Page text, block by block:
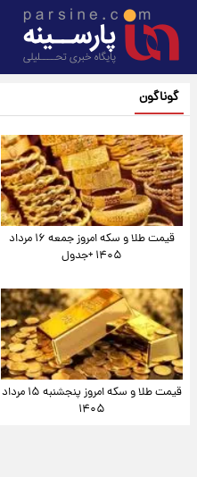
گوناگون
قیمت طلا و سکه امروز جمعه ۱۶ مرداد
۱۴۰۵ +جدول
قیمت طلا و سکه امروز پنجشنبه ۱۵ مرداد
۱۴۰۵